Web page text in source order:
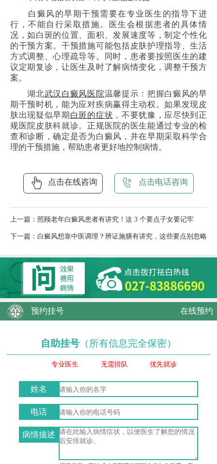
白癜风的早期干预需要在专业医生的指导下进
行，不能自行采取措施。医生会根据患者的具体情
况，如白斑的位置、面积、发展速度等，制定个性化
的干预方案。干预措施可能包括皮肤护理指导、生活
方式调整、心理疏导等。同时，患者要按照医生的建
议定期复诊，让医生及时了解病情变化，调整干预方
案。
湖北武汉白癜风医院温馨提示：把握白癜风的早
期干预时机，能为应对疾病赢得主动权。如果发现皮
肤出现疑似早期白斑的症状 ，不要犹豫，应尽快到正
规医院皮肤科就诊。正规医院的医生能通过专业的检
查和诊断，确定是否为白癜风，并在早期采取科学合
理的干预措施，帮助患者更好地控制病情。
点击在线咨询 点击电话咨询
上一篇： 照顾老年白癜风患者有讲究！这 3 个要点子女要记牢
下一篇： 白癜风想靠中医调理？辨证施膳有讲究，这些要点别忽略
预约挂号 在线预约
自助挂号 （所有信息完全保密）
专业医生 无需排队 优先就诊
姓名
电话
病情描述